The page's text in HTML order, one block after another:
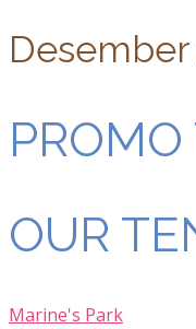
Desember
OUR
Marine's Park